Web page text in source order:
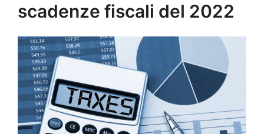
scadenze fiscali del 2022